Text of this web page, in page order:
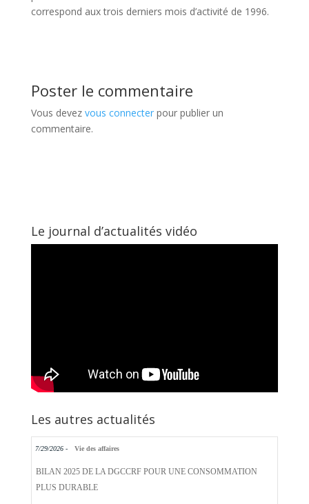
correspond aux trois derniers mois d’activité de 1996.
Poster le commentaire
Vous devez vous connecterpour publier un
commentaire.
Le journal d’actualités vidéo
Les autres actualités
7/29/2026 - Vie des affaires
BILAN 2025 DE LA DGCCRF POUR UNE CONSOMMATION
PLUS DURABLE